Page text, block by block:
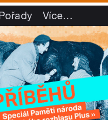
Více…